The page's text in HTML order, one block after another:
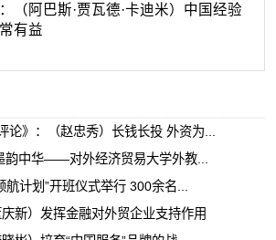
（阿巴斯·贾瓦德·卡迪米）中国经验
有益
论》：（赵忠秀）长钱长投 外资为...
韵中华——对外经济贸易大学外教...
计划”开班仪式举行 300余名...
庆新）发挥金融对外贸企业支持作用